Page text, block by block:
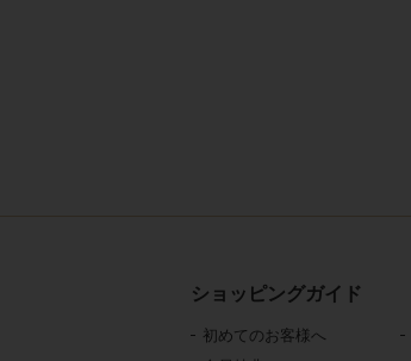
ショッピングガイド
初めてのお客様へ